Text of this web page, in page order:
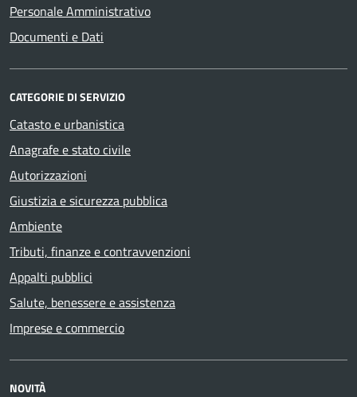
Personale Amministrativo
Documenti e Dati
CATEGORIE DI SERVIZIO
Catasto e urbanistica
Anagrafe e stato civile
Autorizzazioni
Giustizia e sicurezza pubblica
Ambiente
Tributi, finanze e contravvenzioni
Appalti pubblici
Salute, benessere e assistenza
Imprese e commercio
NOVITÀ